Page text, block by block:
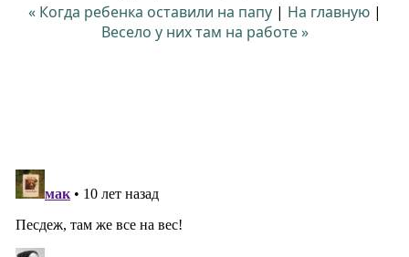
« Когда ребенка оставили на папу| На главную|
Весело у них там на работе »